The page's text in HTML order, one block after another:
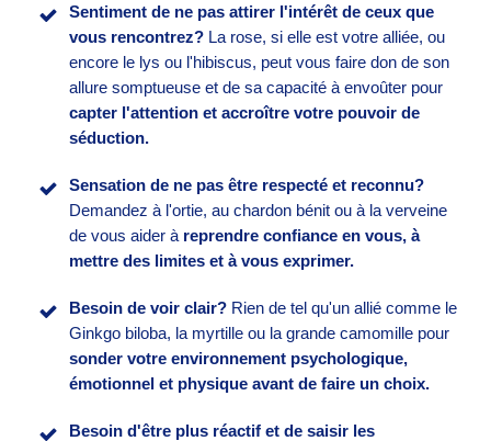
Sentiment de ne pas attirer l'intérêt de ceux que
vous rencontrez? La rose, si elle est votre alliée, ou
encore le lys ou l'hibiscus, peut vous faire don de son
allure somptueuse et de sa capacité à envoûter pour
capter l'attention et accroître votre pouvoir de
séduction.
Sensation de ne pas être respecté et reconnu?
Demandez à l'ortie, au chardon bénit ou à la verveine
de vous aider à reprendre confiance en vous, à
mettre des limites et à vous exprimer.
Besoin de voir clair? Rien de tel qu'un allié comme le
Ginkgo biloba, la myrtille ou la grande camomille pour
sonder votre environnement psychologique,
émotionnel et physique avant de faire un choix.
Besoin d'être plus réactif et de saisir les